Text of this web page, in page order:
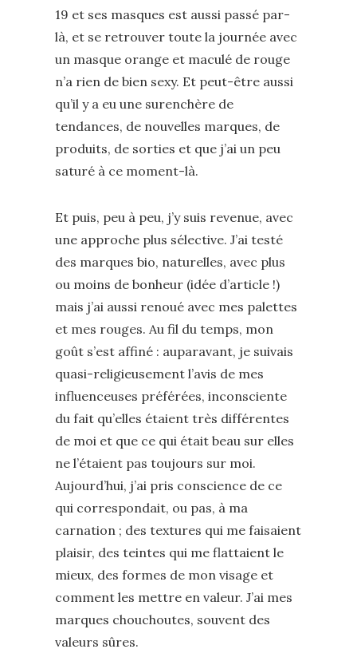
19 et ses masques est aussi passé par-
là, et se retrouver toute la journée avec
un masque orange et maculé de rouge
n’a rien de bien sexy. Et peut-être aussi
qu’il y a eu une surenchère de
tendances, de nouvelles marques, de
produits, de sorties et que j’ai un peu
saturé à ce moment-là.
Et puis, peu à peu, j’y suis revenue, avec
une approche plus sélective. J’ai testé
des marques bio, naturelles, avec plus
ou moins de bonheur (idée d’article !)
mais j’ai aussi renoué avec mes palettes
et mes rouges. Au fil du temps, mon
goût s’est affiné : auparavant, je suivais
quasi-religieusement l’avis de mes
influenceuses préférées, inconsciente
du fait qu’elles étaient très différentes
de moi et que ce qui était beau sur elles
ne l’étaient pas toujours sur moi.
Aujourd’hui, j’ai pris conscience de ce
qui correspondait, ou pas, à ma
carnation ; des textures qui me faisaient
plaisir, des teintes qui me flattaient le
mieux, des formes de mon visage et
comment les mettre en valeur. J’ai mes
marques chouchoutes, souvent des
valeurs sûres.